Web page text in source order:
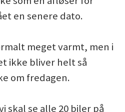
en senere dato.
meget varmt, men i
ikke bliver helt så
om fredagen.
skal se alle 20 biler på